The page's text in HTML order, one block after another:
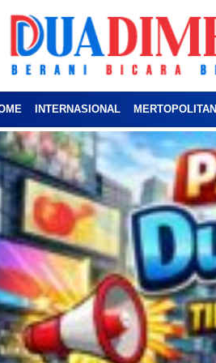
INTERNASIONAL MERTOPOLITAN